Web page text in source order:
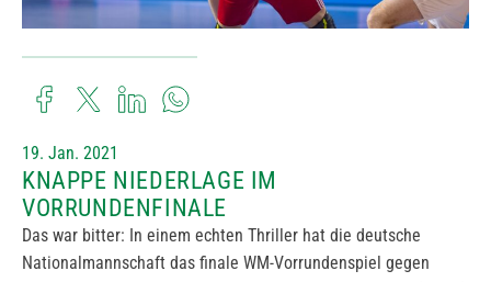
19. Jan. 2021
KNAPPE NIEDERLAGE IM
VORRUNDENFINALE
Das war bitter: In einem echten Thriller hat die deutsche
Nationalmannschaft das finale WM-Vorrundenspiel gegen